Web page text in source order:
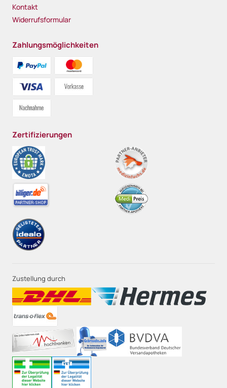
Kontakt
Widerrufsformular
Zahlungsmöglichkeiten
Zertifizierungen
Zustellung durch